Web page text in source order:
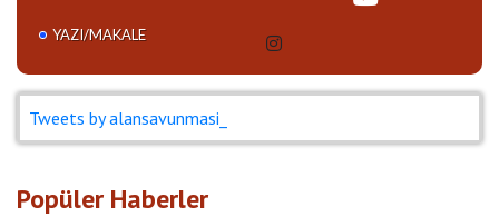
YAZI/MAKALE
Tweets by alansavunmasi_
Popüler Haberler